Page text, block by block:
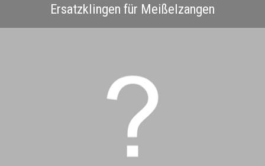
Ersatzklingen für Meißelzangen